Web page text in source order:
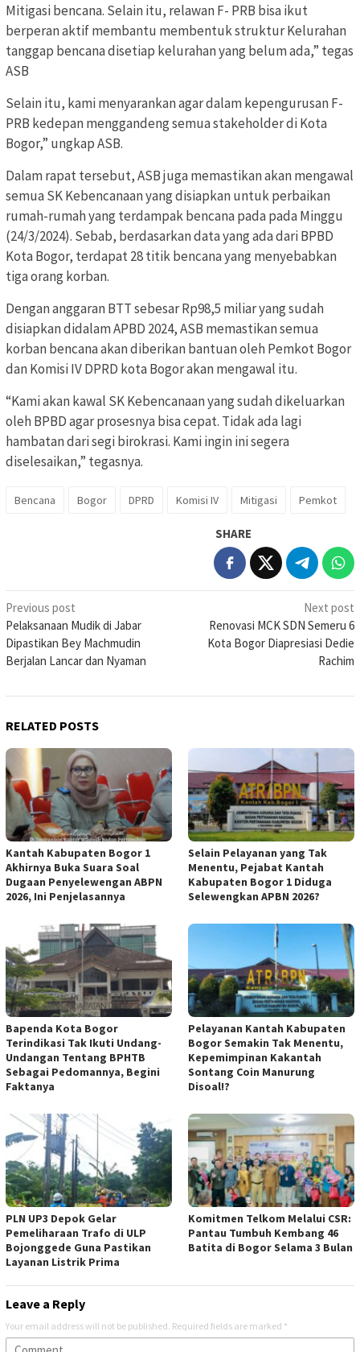
Mitigasi bencana. Selain itu, relawan F- PRB bisa ikut
berperan aktif membantu membentuk struktur Kelurahan
tanggap bencana disetiap kelurahan yang belum ada,” tegas
ASB
Selain itu, kami menyarankan agar dalam kepengurusan F-
PRB kedepan menggandeng semua stakeholder di Kota
Bogor,” ungkap ASB.
Dalam rapat tersebut, ASB juga memastikan akan mengawal
semua SK Kebencanaan yang disiapkan untuk perbaikan
rumah-rumah yang terdampak bencana pada pada Minggu
(24/3/2024). Sebab, berdasarkan data yang ada dari BPBD
Kota Bogor, terdapat 28 titik bencana yang menyebabkan
tiga orang korban.
Dengan anggaran BTT sebesar Rp98,5 miliar yang sudah
disiapkan didalam APBD 2024, ASB memastikan semua
korban bencana akan diberikan bantuan oleh Pemkot Bogor
dan Komisi IV DPRD kota Bogor akan mengawal itu.
“Kami akan kawal SK Kebencanaan yang sudah dikeluarkan
oleh BPBD agar prosesnya bisa cepat. Tidak ada lagi
hambatan dari segi birokrasi. Kami ingin ini segera
diselesaikan,” tegasnya.
Bencana Bogor DPRD Komisi IV Mitigasi Pemkot
SHARE
Post
navigation
Previous post
Pelaksanaan Mudik di Jabar
Dipastikan Bey Machmudin
Berjalan Lancar dan Nyaman
Next post
Renovasi MCK SDN Semeru 6
Kota Bogor Diapresiasi Dedie
Rachim
RELATED POSTS
Kantah Kabupaten Bogor 1
Akhirnya Buka Suara Soal
Dugaan Penyelewengan ABPN
2026, Ini Penjelasannya
Selain Pelayanan yang Tak
Menentu, Pejabat Kantah
Kabupaten Bogor 1 Diduga
Selewengkan APBN 2026?
Bapenda Kota Bogor
Terindikasi Tak Ikuti Undang-
Undangan Tentang BPHTB
Sebagai Pedomannya, Begini
Faktanya
Pelayanan Kantah Kabupaten
Bogor Semakin Tak Menentu,
Kepemimpinan Kakantah
Sontang Coin Manurung
Disoal!?
PLN UP3 Depok Gelar
Pemeliharaan Trafo di ULP
Bojonggede Guna Pastikan
Layanan Listrik Prima
Komitmen Telkom Melalui CSR:
Pantau Tumbuh Kembang 46
Batita di Bogor Selama 3 Bulan
Leave a Reply
Your email address will not be published. Required fields are marked *